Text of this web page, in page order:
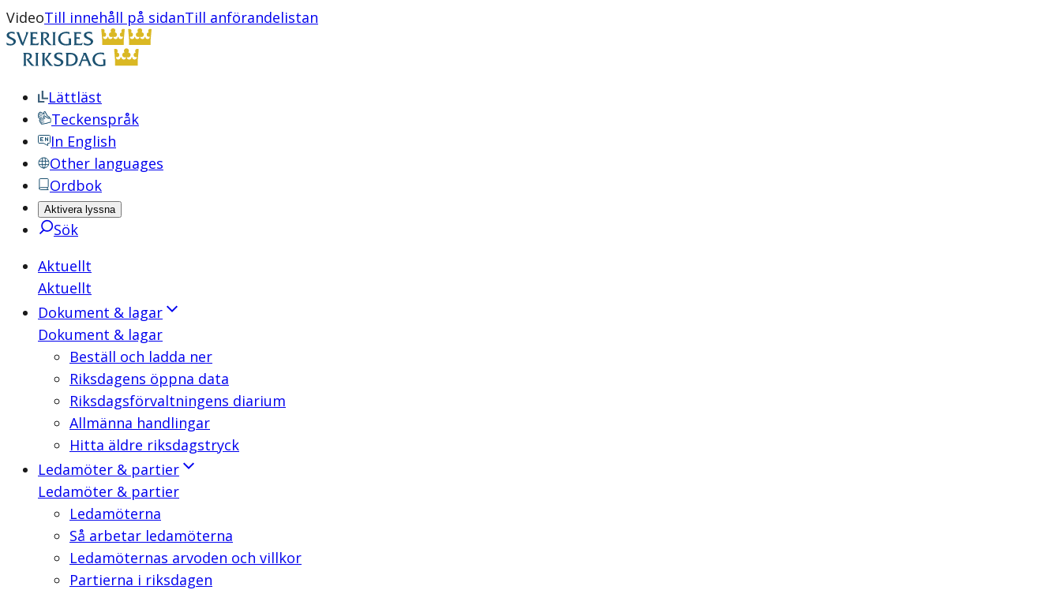
VideoTill innehåll på sidanTill anförandelistan
Lättläst
Teckenspråk
In English
Other languages
Ordbok
Aktivera lyssna
Sök
Aktuellt
Aktuellt
Dokument & lagar
Dokument & lagar
Beställ och ladda ner
Riksdagens öppna data
Riksdagsförvaltningens diarium
Allmänna handlingar
Hitta äldre riksdagstryck
Ledamöter & partier
Ledamöter & partier
Ledamöterna
Så arbetar ledamöterna
Ledamöternas arvoden och villkor
Partierna i riksdagen